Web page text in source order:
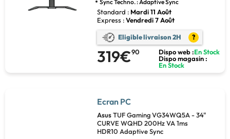
Sync Techno. : Adaptive Sync
Standard : Mardi 11 Août
Express :Vendredi 7 Août
Eligible livraison 2H ?
319€90 Dispo web :En Stock
Dispo magasin :
En Stock
Ecran PC
AsusTUF Gaming VG34WQ5A - 34"
CURVE WQHD 200Hz VA 1ms
HDR10 Adaptive Sync